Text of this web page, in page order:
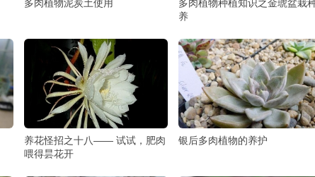
养
养花怪招之十八―― 试试，肥肉
喂得昙花开
银后多肉植物的养护